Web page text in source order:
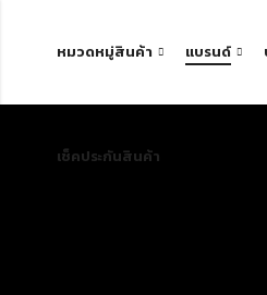
หมวดหมู่สินค้า แบรนด์
เช็คประกันสินค้า